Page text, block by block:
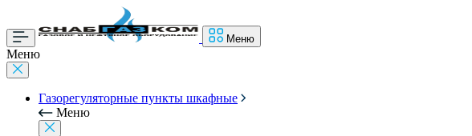
Меню
Меню
Газорегуляторные пункты шкафные
Меню